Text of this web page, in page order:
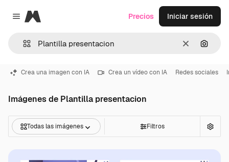
Close menu
Magnific
Borrar
Precios Iniciar sesión
Crea una imagen con IA Crea un vídeo con IA Redes sociales
Imágenes de Plantilla presentacion
Todas las imágenes Filtros